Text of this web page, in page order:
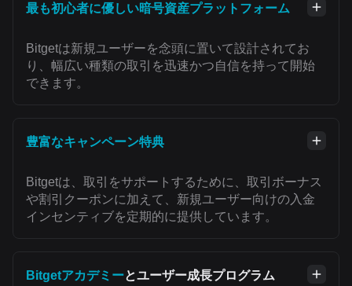
最も初心者に優しい暗号資産プラットフォーム
Bitgetは新規ユーザーを念頭に置いて設計されてお
り、幅広い種類の取引を迅速かつ自信を持って開始
できます。
豊富なキャンペーン特典
Bitgetは、取引をサポートするために、取引ボーナス
や割引クーポンに加えて、新規ユーザー向けの入金
インセンティブを定期的に提供しています。
Bitgetアカデミーとユーザー成長プログラム